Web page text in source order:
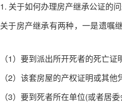
1. 关于如何办理房产继承公证的
关于房产继承有两种，一是遗嘱
（1）要到派出所开死者的死亡证
（2）该套房屋的产权证明或其他
（3）要到死者所在单位(或者居